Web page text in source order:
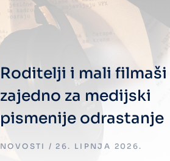
Roditelji i mali filmaši
zajedno za medijski
pismenije odrastanje
NOVOSTI 26. LIPNJA 2026.